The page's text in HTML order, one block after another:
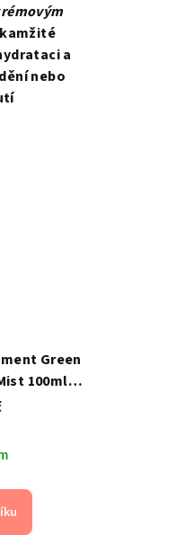
a
nebo
Green
100ml-
mlha